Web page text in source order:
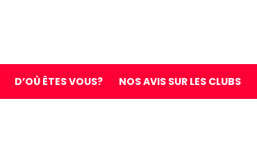
D’OÙ ÊTES VOUS? NOS AVIS SUR LES CLUBS